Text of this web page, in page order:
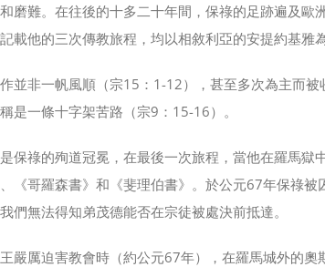
磨難。在往後的十多二十年間，保祿的足跡遍及
載他的三次傳教旅程，均以相敘利亞的安提約基雅為
並非一帆風順（宗15：1-12），甚至多次為主而
是一條十字架苦路（宗9：15-16）。
保祿的殉道冠冕，在最後一次旅程，當他在羅馬
、《哥羅森書》和《斐理伯書》。於公元67年保祿
們無法得知弟茂德能否在宗徒被處決前抵達。
嚴厲迫害教會時（約公元67年），在羅馬城外的